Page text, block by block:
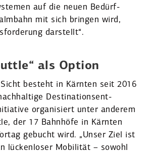
auf die neuen Bedürf­
mit sich bringen wird,
darstellt“.
als Option
besteht in Kärnten seit 2016
Desti­na­ti­ons­ent­
organi­siert unter anderem
der 17 Bahnhöfe in Kärnten
gebucht wird. „Unser Ziel ist
lück­enloser Mobilität – sowohl